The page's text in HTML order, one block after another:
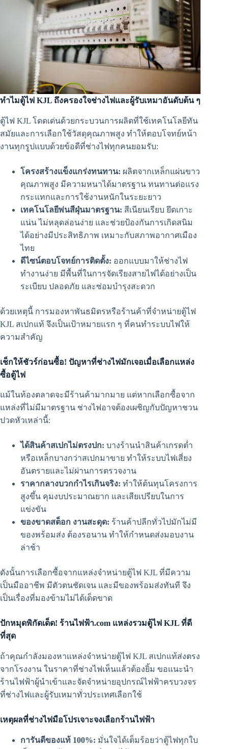
ทำไมตู้ไฟ KJL ถึงครองใจช่างไฟและผู้รับเหมาอันดับต้น ๆ
ตู้ไฟ KJL โดดเด่นด้วยกระบวนการผลิตที่ใช้เทคโนโลยีทัน
สมัยและการเลือกใช้วัสดุคุณภาพสูง ทำให้ตอบโจทย์หน้า
งานทุกรูปแบบด้วยข้อดีที่ช่างไฟทุกคนยอมรับ:
โครงสร้างแข็งแกร่งทนทาน: ผลิตจากเหล็กแผ่นขาว
คุณภาพสูง มีความหนาได้มาตรฐาน ทนทานต่อแรง
กระแทกและการใช้งานหนักในระยะยาว
เทคโนโลยีพ่นสีฝุ่นมาตรฐาน: สีเนียนเรียบ ยึดเกาะ
แน่น ไม่หลุดล่อนง่าย และช่วยป้องกันการเกิดสนิม
ได้อย่างมีประสิทธิภาพ เหมาะกับสภาพอากาศเมือง
ไทย
ดีไซน์ตอบโจทย์การติดตั้ง: ออกแบบมาให้ช่างไฟ
ทำงานง่าย มีพื้นที่ในการจัดเรียงสายไฟได้อย่างเป็น
ระเบียบ ปลอดภัย และซ่อมบำรุงสะดวก
ด้วยเหตุนี้ การมองหาพันธมิตรหรือร้านค้าที่จำหน่ายตู้ไฟ
KJL สเปกแท้ จึงเป็นเป้าหมายแรก ๆ ที่คนทำระบบไฟให้
ความสำคัญ
เช็กให้ชัวร์ก่อนซื้อ! ปัญหาที่ช่างไฟมักเจอเมื่อเลือกแหล่ง
ซื้อตู้ไฟ
แม้ในท้องตลาดจะมีร้านค้ามากมาย แต่หากเลือกซื้อจาก
แหล่งที่ไม่มีมาตรฐาน ช่างไฟอาจต้องเผชิญกับปัญหาชวน
ปวดหัวเหล่านี้:
ได้สินค้าสเปกไม่ตรงปก: บางร้านนำสินค้าเกรดต่ำ
หรือเหล็กบางกว่าสเปกมาขาย ทำให้ระบบไฟเสี่ยง
อันตรายและไม่ผ่านการตรวจงาน
ราคากลางบวกกำไรเกินจริง: ทำให้ต้นทุนโครงการ
สูงขึ้น คุมงบประมาณยาก และเสียเปรียบในการ
แข่งขัน
ของขาดสต็อก งานสะดุด: ร้านค้าปลีกทั่วไปมักไม่มี
ของพร้อมส่ง ต้องรอนาน ทำให้กำหนดส่งมอบงาน
ล่าช้า
ดังนั้นการเลือกซื้อจากแหล่งจำหน่ายตู้ไฟ KJL ที่มีความ
เป็นมืออาชีพ มีตัวตนชัดเจน และมีของพร้อมส่งทันที จึง
เป็นเรื่องที่มองข้ามไม่ได้เด็ดขาด
ปักหมุดพิกัดเด็ด! ร้านไฟฟ้า.com แหล่งรวมตู้ไฟ KJL ที่ดี
ที่สุด
ถ้าคุณกำลังมองหาแหล่งจำหน่ายตู้ไฟ KJL สเปกแท้ส่งตรง
จากโรงงาน ในราคาที่ช่างไฟเห็นแล้วต้องยิ้ม ขอแนะนำ
ร้านไฟฟ้าผู้นำเข้าและจัดจำหน่ายอุปกรณ์ไฟฟ้าครบวงจร
ที่ช่างไฟและผู้รับเหมาทั่วประเทศเลือกใช้
เหตุผลที่ช่างไฟมือโปรเจาะจงเลือกร้านไฟฟ้า
การันตีของแท้ 100%: มั่นใจได้เต็มร้อยว่าตู้ไฟทุกใบ